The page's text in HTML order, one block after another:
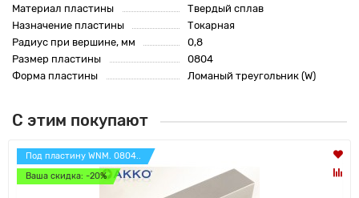
Материал пластины
Твердый сплав
Назначение пластины
Токарная
Радиус при вершине, мм
0,8
Размер пластины
0804
Форма пластины
Ломаный треугольник (W)
С этим покупают
Под пластину WNM. 0804..
Ваша скидка: -20%